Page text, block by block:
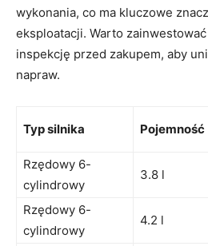
wykonania, co ‍ma kluczowe
eksploatacji. Warto​ zainwestować
inspekcję przed zakupem, aby
napraw.
Typ silnika Pojemność
Rzędowy 6-
cylindrowy
3.8 l
Rzędowy‍ 6-
cylindrowy
4.2 l